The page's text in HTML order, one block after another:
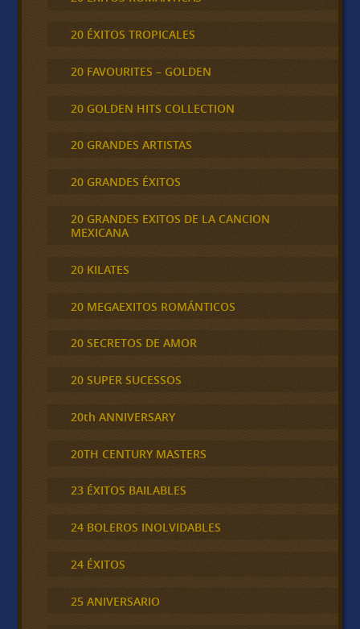
20 ÉXITOS TROPICALES
20 FAVOURITES – GOLDEN
20 GOLDEN HITS COLLECTION
20 GRANDES ARTISTAS
20 GRANDES ÉXITOS
20 GRANDES EXITOS DE LA CANCION
MEXICANA
20 KILATES
20 MEGAEXITOS ROMÁNTICOS
20 SECRETOS DE AMOR
20 SUPER SUCESSOS
20th ANNIVERSARY
20TH CENTURY MASTERS
23 ÉXITOS BAILABLES
24 BOLEROS INOLVIDABLES
24 ÉXITOS
25 ANIVERSARIO